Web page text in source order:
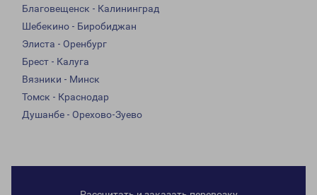
Благовещенск - Калининград
Шебекино - Биробиджан
Элиста - Оренбург
Брест - Калуга
Вязники - Минск
Томск - Краснодар
Душанбе - Орехово-Зуево